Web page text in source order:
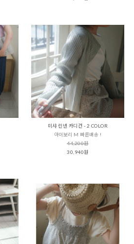
미샤 린넨 카디건 - 2 COLOR
아이보리 M 빠른배송 !
44,200원
30,940원